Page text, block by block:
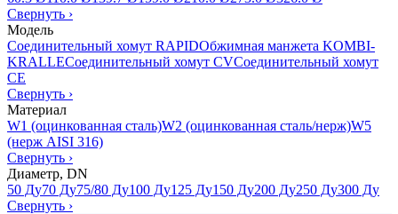
Свернуть ›
Модель
Соединительный хомут RAPIDОбжимная манжета KOMBI-
KRALLEСоединительный хомут CVСоединительный хомут
CE
Свернуть ›
Материал
W1 (оцинкованная сталь)W2 (оцинкованная сталь/нерж)W5
(нерж AISI 316)
Свернуть ›
Диаметр, DN
50 Ду70 Ду75/80 Ду100 Ду125 Ду150 Ду200 Ду250 Ду300 Ду
Свернуть ›